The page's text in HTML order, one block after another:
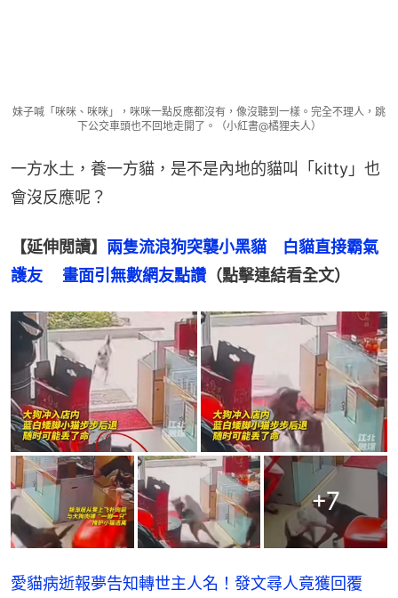
妹子喊「咪咪、咪咪」，咪咪一點反應都沒有，像沒聽到一樣。完全不理人，跳
下公交車頭也不回地走開了。（小紅書@橘狸夫人）
一方水土，養一方貓，是不是內地的貓叫「kitty」也
會沒反應呢？
【延伸閲讀】 兩隻流浪狗突襲小黑貓　白貓直接霸氣
護友 　畫面引無數網友點讚 （點擊連結看全文）
+7
愛貓病逝報夢告知轉世主人名！發文尋人竟獲回覆